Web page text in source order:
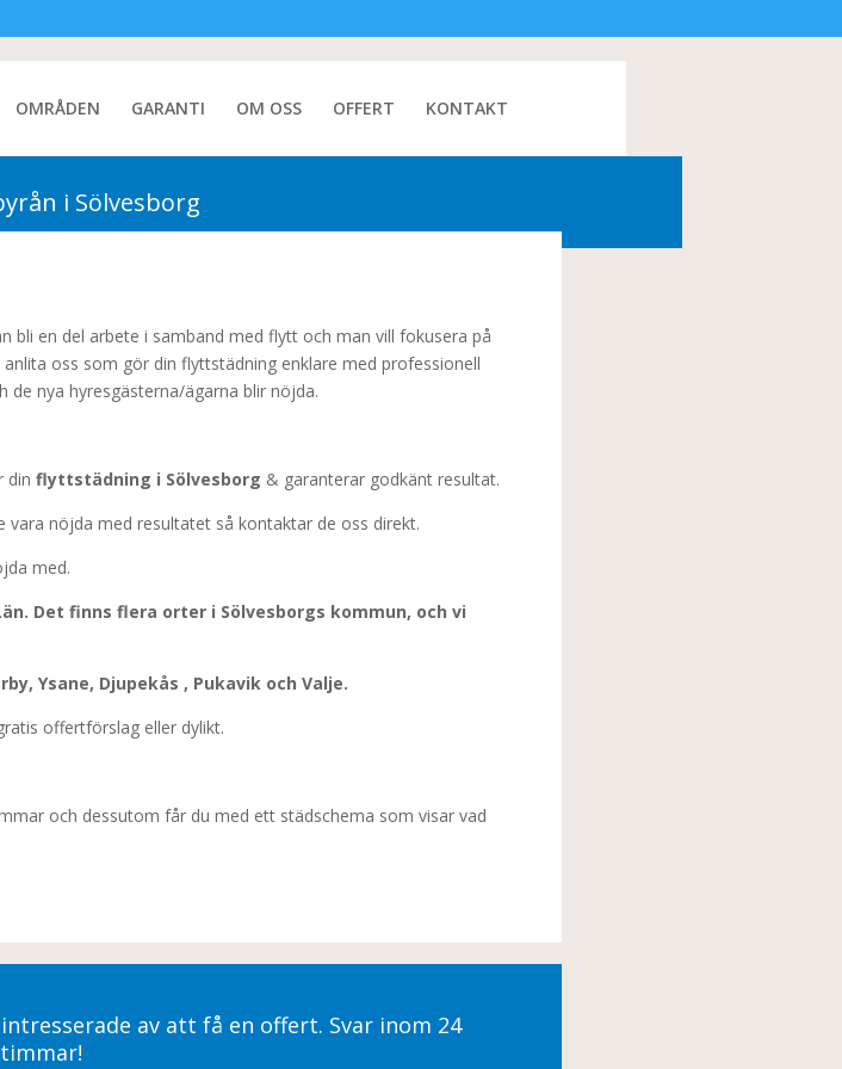
OMRÅDEN GARANTI OM OSS OFFERT KONTAKT
i Sölvesborg
bli en del arbete i samband med flytt och man vill fokusera på
oss som gör din flyttstädning enklare med professionell
de nya hyresgästerna/ägarna blir nöjda.
din flyttstädning i Sölvesborg & garanterar godkänt resultat.
vara nöjda med resultatet så kontaktar de oss direkt.
med.
Det finns flera orter i Sölvesborgs kommun, och vi
Ysane, Djupekås , Pukavik och Valje.
offertförslag eller dylikt.
och dessutom får du med ett städschema som visar vad
av att få en offert. Svar inom 24
timmar!